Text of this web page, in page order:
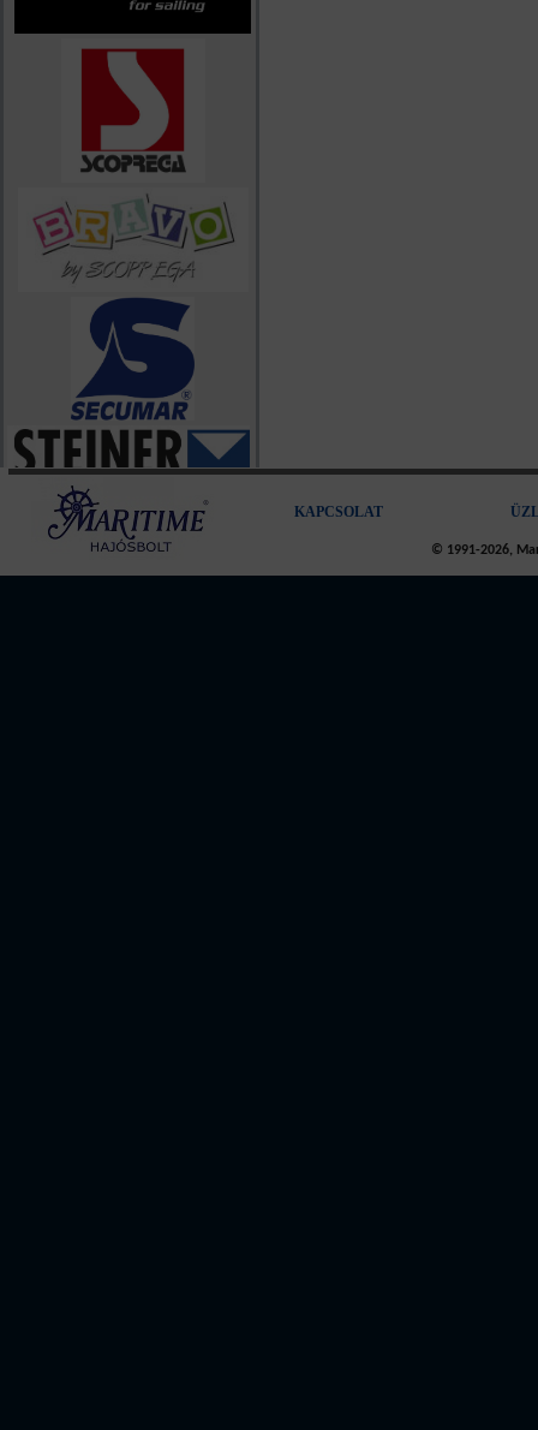
KAPCSOLAT
© 1991-2026,